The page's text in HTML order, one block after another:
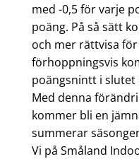
med -0,5 för varje
poäng. På så sätt
och mer rättvisa
förhoppningsvis
poängsnintt i slutet
Med denna
kommer bli en
summerar
Vi på Småland